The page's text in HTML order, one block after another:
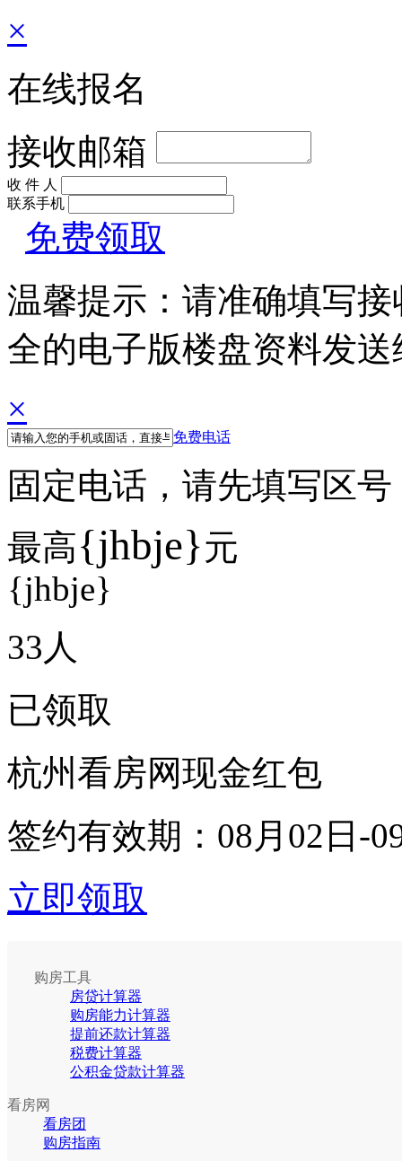
×
在线报名
接收邮箱
收 件 人
联系手机
免费领取
温馨提示：请准确填写
全的电子版楼盘资料发送
×
免费电话
固定电话，请先填写区
最高{jhbje}元
{jhbje}
33 人
已领取
杭州看房网现金红包
签约有效期： 08月02日-
立即领取
购房工具
房贷计算器
购房能力计算器
提前还款计算器
税费计算器
公积金贷款计算器
看房网
看房团
购房指南